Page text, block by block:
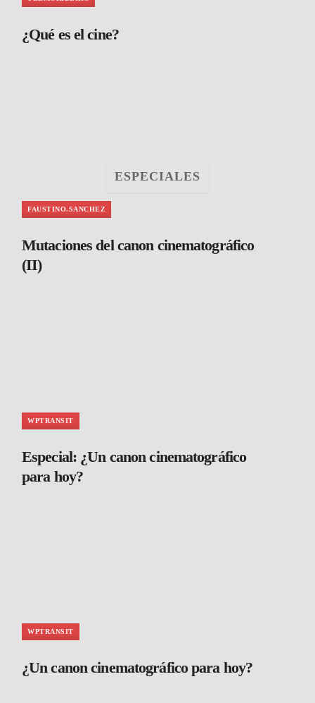
¿Qué es el cine?
ESPECIALES
FAUSTINO.SANCHEZ
Mutaciones del canon cinematográfico
(II)
WPTRANSIT
Especial: ¿Un canon cinematográfico
para hoy?
WPTRANSIT
¿Un canon cinematográfico para hoy?